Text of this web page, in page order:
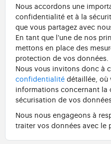
Nous accordons une
confidentialité et à la
que vous partagez avec
En tant que l'une de nos
mettons en place des
protection de vos données.
Nous vous invitons donc à
confidentialité détaillée, où
informations concernant
sécurisation de vos
Nous nous engageons à
traiter vos données avec le